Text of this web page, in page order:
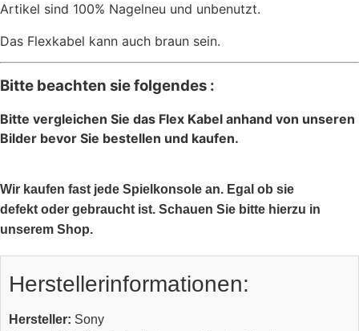
Artikel sind 100% Nagelneu und unbenutzt.
Das Flexkabel kann auch braun sein.
Bitte beachten sie folgendes :
Bitte vergleichen Sie das Flex Kabel anhand von unseren
Bilder bevor Sie bestellen und kaufen.
Wir kaufen fast jede Spielkonsole an. Egal ob sie
defekt oder gebraucht ist. Schauen Sie bitte hierzu in
unserem Shop.
Herstellerinformationen:
Hersteller: Sony